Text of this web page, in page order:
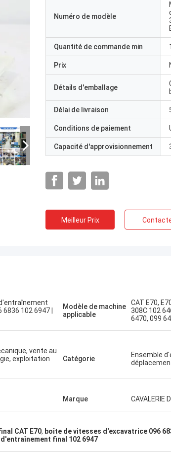
rapide. Très bon prix. Je veux
à nouveau quand j'en aurai besoin.
Numéro de modèle
Quantité de commande min
Prix
Détails d'emballage
Délai de livraison
Conditions de paiement
Capacité d'approvisionnement
Meilleur Prix
102 6947 |
Modèle de machine
applicable
CAT E70,
308C 102
6470, 099
vente au
exploitation
Catégorie
Ensemble
Marque CAVALERIE
CAT E70, boîte de vitesses d'excavatrice 096
final 102 6947